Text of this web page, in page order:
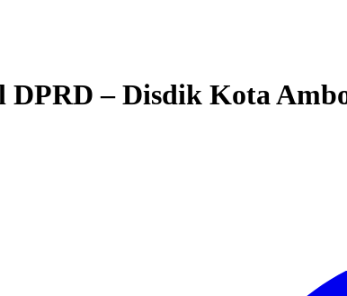
– Disdik Kota